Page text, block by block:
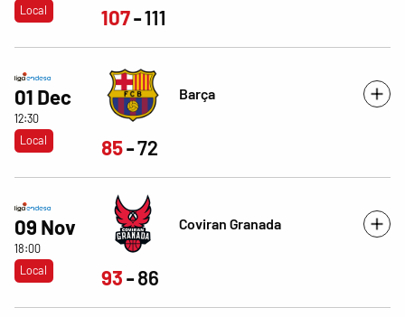
Local
107 111
01 Dec
12:30
Local
Barça
85 72
09 Nov
18:00
Local
Coviran Granada
93 86